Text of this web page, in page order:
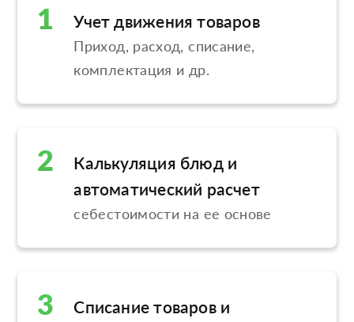
1 Учет движения товаров
Приход, расход, списание,
комплектация и др.
2
Калькуляция блюд и
автоматический расчет
себестоимости на ее основе
3
Списание товаров и